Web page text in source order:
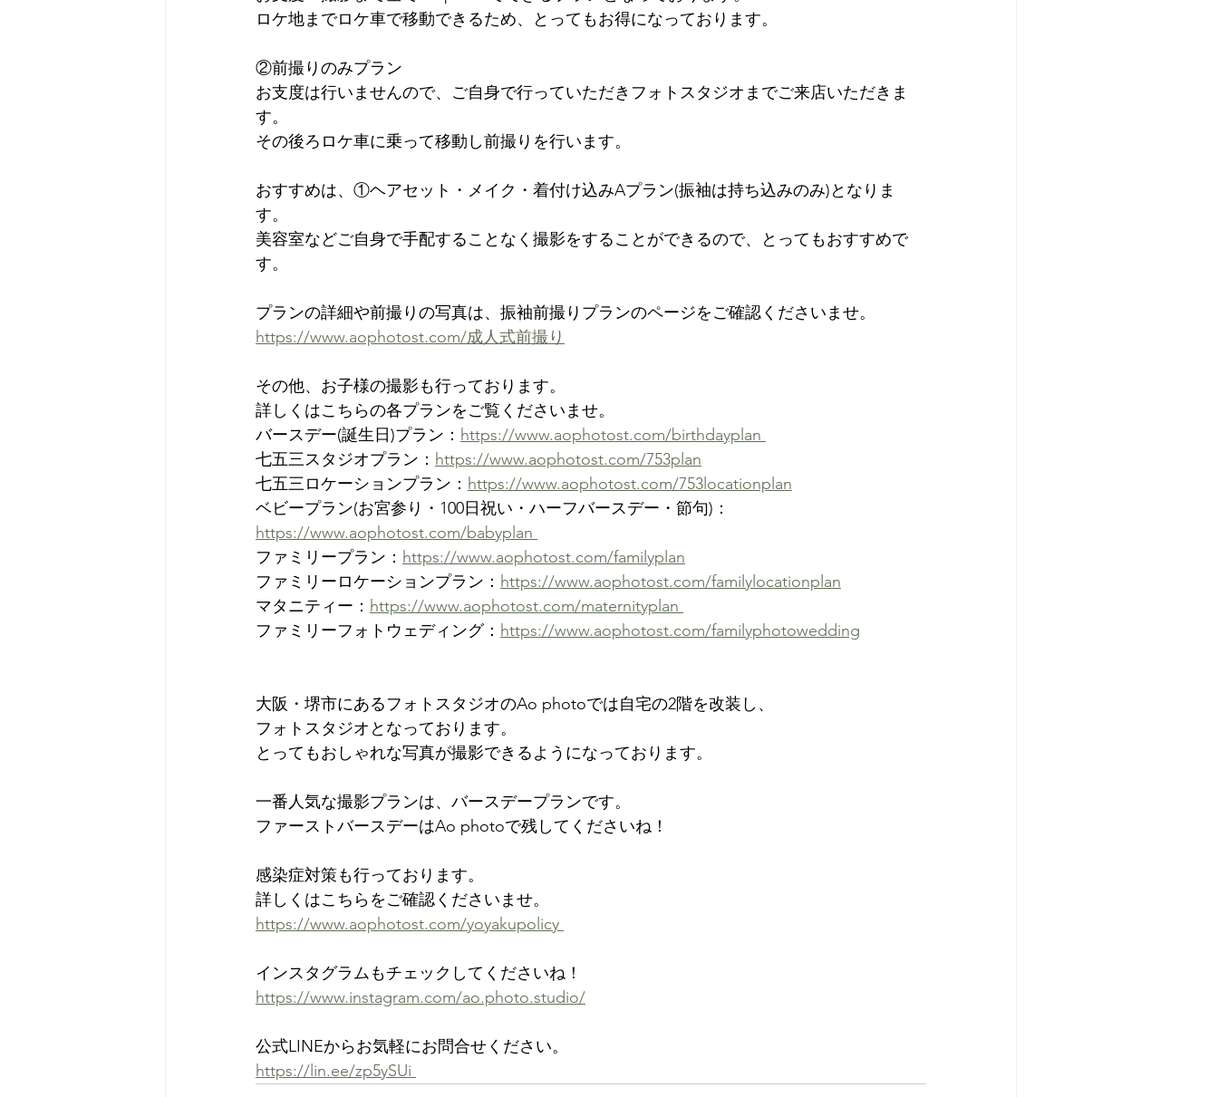
ロケ地までロケ車で移動できるため、とってもお得になっております。
②前撮りのみプラン
お支度は行いませんので、ご自身で行っていただきフォトスタジオまでご来店いただきま
す。
その後ろロケ車に乗って移動し前撮りを行います。
おすすめは、①ヘアセット・メイク・着付け込みAプラン(振袖は持ち込みのみ)となりま
す。
美容室などご自身で手配することなく撮影をすることができるので、とってもおすすめで
す。
プランの詳細や前撮りの写真は、振袖前撮りプランのページをご確認くださいませ。
https://www.aophotost.com/成人式前撮り
その他、お子様の撮影も行っております。
詳しくはこちらの各プランをご覧くださいませ。
バースデー(誕生日)プラン： https://www.aophotost.com/birthdayplan
七五三スタジオプラン： https://www.aophotost.com/753plan
七五三ロケーションプラン： https://www.aophotost.com/753locationplan
ベビープラン(お宮参り・100日祝い・ハーフバースデー・節句)：
https://www.aophotost.com/babyplan
ファミリープラン： https://www.aophotost.com/familyplan
ファミリーロケーションプラン： https://www.aophotost.com/familylocationplan
マタニティー： https://www.aophotost.com/maternityplan
ファミリーフォトウェディング： https://www.aophotost.com/familyphotowedding
大阪・堺市にあるフォトスタジオのAo photoでは自宅の2階を改装し、
フォトスタジオとなっております。
とってもおしゃれな写真が撮影できるようになっております。
一番人気な撮影プランは、バースデープランです。
ファーストバースデーはAo photoで残してくださいね！
感染症対策も行っております。
詳しくはこちらをご確認くださいませ。
https://www.aophotost.com/yoyakupolicy
インスタグラムもチェックしてくださいね！
https://www.instagram.com/ao.photo.studio/
公式LINEからお気軽にお問合せください。
https://lin.ee/zp5ySUi